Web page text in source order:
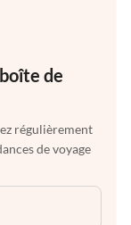
de
régulièrement
de voyage